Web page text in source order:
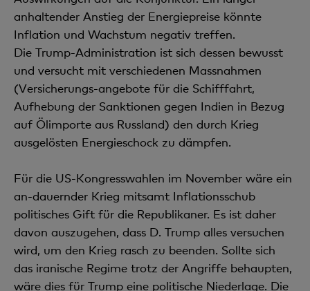
anhaltender Anstieg der Energiepreise könnte
Inflation und Wachstum negativ treffen.
Die Trump-Administration ist sich dessen bewusst
und versucht mit verschiedenen Massnahmen
(Versicherungs-angebote für die Schifffahrt,
Aufhebung der Sanktionen gegen Indien in Bezug
auf Ölimporte aus Russland) den durch Krieg
ausgelösten Energieschock zu dämpfen.
Für die US-Kongresswahlen im November wäre ein
an-dauernder Krieg mitsamt Inflationsschub
politisches Gift für die Republikaner. Es ist daher
davon auszugehen, dass D. Trump alles versuchen
wird, um den Krieg rasch zu beenden. Sollte sich
das iranische Regime trotz der Angriffe behaupten,
wäre dies für Trump eine politische Niederlage. Die